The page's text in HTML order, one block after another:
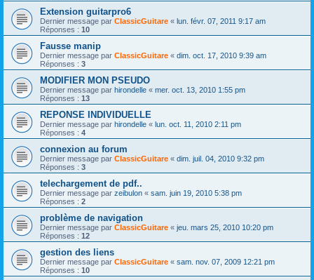
Extension guitarpro6
Dernier message par ClassicGuitare « lun. févr. 07, 2011 9:17 am
Réponses : 10
Fausse manip
Dernier message par ClassicGuitare « dim. oct. 17, 2010 9:39 am
Réponses : 3
MODIFIER MON PSEUDO
Dernier message par hirondelle « mer. oct. 13, 2010 1:55 pm
Réponses : 13
REPONSE INDIVIDUELLE
Dernier message par hirondelle « lun. oct. 11, 2010 2:11 pm
Réponses : 4
connexion au forum
Dernier message par ClassicGuitare « dim. juil. 04, 2010 9:32 pm
Réponses : 3
telechargement de pdf..
Dernier message par zeibulon « sam. juin 19, 2010 5:38 pm
Réponses : 2
problème de navigation
Dernier message par ClassicGuitare « jeu. mars 25, 2010 10:20 pm
Réponses : 12
gestion des liens
Dernier message par ClassicGuitare « sam. nov. 07, 2009 12:21 pm
Réponses : 10